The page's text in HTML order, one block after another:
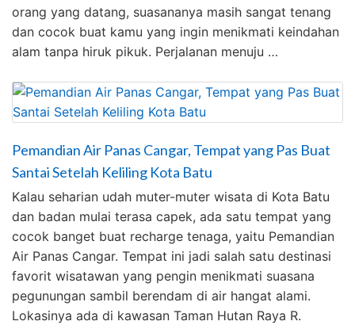
orang yang datang, suasananya masih sangat tenang
dan cocok buat kamu yang ingin menikmati keindahan
alam tanpa hiruk pikuk. Perjalanan menuju …
Pemandian Air Panas Cangar, Tempat yang Pas Buat
Santai Setelah Keliling Kota Batu
Kalau seharian udah muter-muter wisata di Kota Batu
dan badan mulai terasa capek, ada satu tempat yang
cocok banget buat recharge tenaga, yaitu Pemandian
Air Panas Cangar. Tempat ini jadi salah satu destinasi
favorit wisatawan yang pengin menikmati suasana
pegunungan sambil berendam di air hangat alami.
Lokasinya ada di kawasan Taman Hutan Raya R.